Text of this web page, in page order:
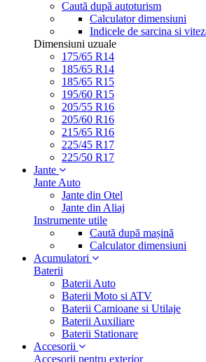
Caută după autoturism
Calculator dimensiuni
Indicele de sarcina si
Dimensiuni uzuale
175/65 R14
185/65 R14
185/65 R15
195/60 R15
205/55 R16
205/60 R16
215/65 R16
225/45 R17
225/50 R17
Jante
Jante Auto
Jante din Otel
Jante din Aliaj
Instrumente utile
Caută după mașină
Calculator dimensiuni
Acumulatori
Baterii
Baterii Auto
Baterii Moto si ATV
Baterii Camioane si Utilaje
Baterii Auxiliare
Baterii Stationare
Accesorii
Accesorii pentru exterior